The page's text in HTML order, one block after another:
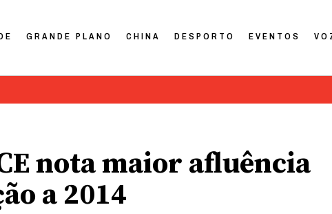
GRANDE PLANO CHINA DESPORTO EVENTOS
nota maior afluência
a 2014